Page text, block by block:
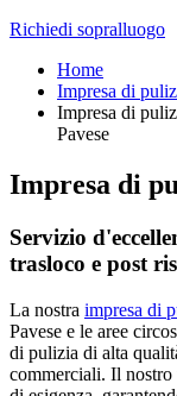
Richiedi sopralluogo
Home
Impresa di
Impresa di
Pavese
Impresa di
Servizio
trasloco e post
La nostra impresa di
Pavese e le aree
di pulizia di alta
commerciali. Il nostro